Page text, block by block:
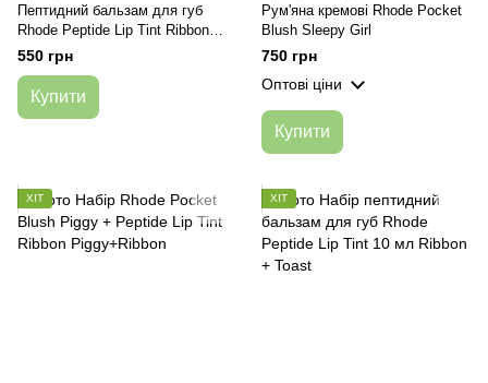
Пептидний бальзам для губ
Rhode Peptide Lip Tint Ribbon
10 мл
550 грн
Купити
Рум'яна кремові Rhode Pocket
Blush Sleepy Girl
750 грн
Оптові ціни
Купити
ХІТ ХІТ